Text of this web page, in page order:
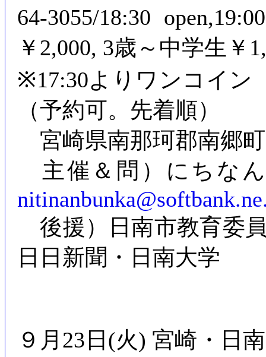
64-3055/18:30
￥2,000, 3歳～中学生￥
※17:30よりワンコイン
（予約可。先着順）
宮崎県南那珂郡南郷町
主催＆問）にちな
後援）日南市教育委
日日新聞・日南大学
９月23日(火) 宮崎・日